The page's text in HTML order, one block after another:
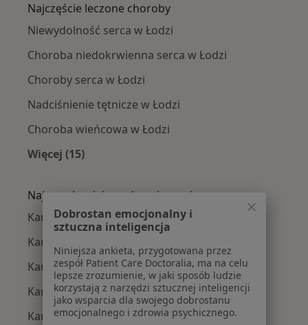
Najczęście leczone choroby
Niewydolność serca w Łodzi
Choroba niedokrwienna serca w Łodzi
Choroby serca w Łodzi
Nadciśnienie tętnicze w Łodzi
Choroba wieńcowa w Łodzi
Więcej (15)
Najpopularniejsze ubezpieczenia
Kardiolodzy z Allianz w Łodzi
Kardiolodzy z Medicover w Łodzi
Kardiolodzy z PZU Zdrowie w Łodzi
Kardiolodzy z Signal Iduna w Łodzi
Kardiolodzy z TU Zdrowie w Łodzi
Dobrostan emocjonalny i
sztuczna inteligencja
Niniejsza ankieta, przygotowana przez
zespół Patient Care Doctoralia, ma na celu
lepsze zrozumienie, w jaki sposób ludzie
korzystają z narzędzi sztucznej inteligencji
jako wsparcia dla swojego dobrostanu
emocjonalnego i zdrowia psychicznego.